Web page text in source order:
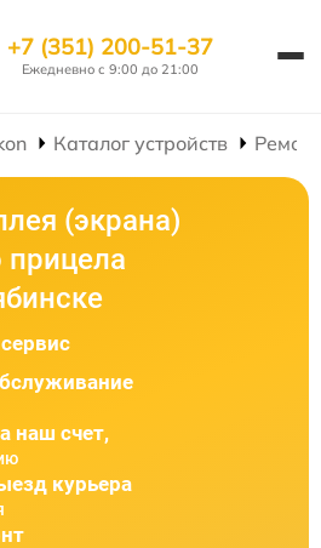
+7 (351) 200-51-37
Ежедневно с 9:00 до 21:00
Каталог устройств
(экрана)
прицела
наш счет,
курьера